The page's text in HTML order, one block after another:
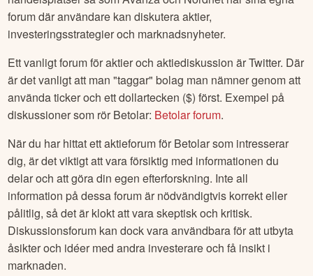
forum där användare kan diskutera aktier,
investeringsstrategier och marknadsnyheter.
Ett vanligt forum för aktier och aktiediskussion är Twitter. Där
är det vanligt att man "taggar" bolag man nämner genom att
använda ticker och ett dollartecken ($) först. Exempel på
diskussioner som rör Betolar: Betolarforum.
När du har hittat ett aktieforum för Betolarsom intresserar
dig, är det viktigt att vara försiktig med informationen du
delar och att göra din egen efterforskning. Inte all
information på dessa forum är nödvändigtvis korrekt eller
pålitlig, så det är klokt att vara skeptisk och kritisk.
Diskussionsforum kan dock vara användbara för att utbyta
åsikter och idéer med andra investerare och få insikt i
marknaden.